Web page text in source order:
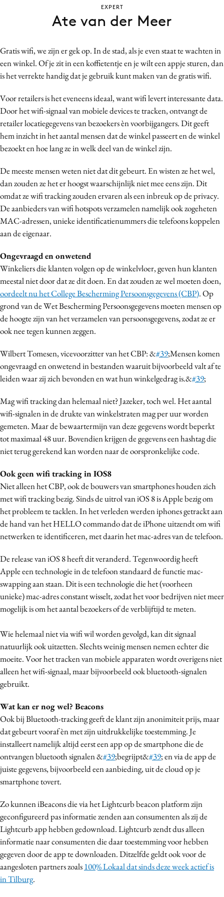
Contentmarketing
Craft
Data & Insights
Design
Digital transformation
Diversiteit
Gedragsverandering
Influencer marketing
Interne communicatie
Martech
Media
PR
Programmatic
Purpose Marketing
Reputatie & crisis
Gratis wifi, we zijn er gek op. In de stad, als je even staat te wachten in
een winkel. Of je zit in een koffietentje en je wilt een appje sturen, dan
is het verrekte handig dat je gebruik kunt maken van de gratis wifi.
Voor retailers is het eveneens ideaal, want wifi levert interessante data.
Door het wifi-signaal van mobiele devices te tracken, ontvangt de
retailer locatiegegevens van bezoekers èn voorbijgangers. Dit geeft
hem inzicht in het aantal mensen dat de winkel passeert en de winkel
bezoekt en hoe lang ze in welk deel van de winkel zijn.
De meeste mensen weten niet dat dit gebeurt. En wisten ze het wel,
dan zouden ze het er hoogst waarschijnlijk niet mee eens zijn. Dit
omdat ze wifi tracking zouden ervaren als een inbreuk op de privacy.
De aanbieders van wifi hotspots verzamelen namelijk ook zogeheten
MAC-adressen, unieke identificatienummers die telefoons koppelen
aan de eigenaar.
Ongevraagd en onwetend
Winkeliers die klanten volgen op de winkelvloer, geven hun klanten
meestal niet door dat ze dit doen. En dat zouden ze wel moeten doen,
oordeelt nu het College Bescherming Persoonsgegevens (CBP). Op
grond van de Wet Bescherming Persoonsgegevens moeten mensen op
de hoogte zijn van het verzamelen van persoonsgegevens, zodat ze er
ook nee tegen kunnen zeggen.
Wilbert Tomesen, vicevoorzitter van het CBP: &#39;Mensen komen
ongevraagd en onwetend in bestanden waaruit bijvoorbeeld valt af te
leiden waar zij zich bevonden en wat hun winkelgedrag is.&#39;
Mag wifi tracking dan helemaal niet? Jazeker, toch wel. Het aantal
wifi-signalen in de drukte van winkelstraten mag per uur worden
gemeten. Maar de bewaartermijn van deze gegevens wordt beperkt
tot maximaal 48 uur. Bovendien krijgen de gegevens een hashtag die
niet terug gerekend kan worden naar de oorspronkelijke code.
Ook geen wifi tracking in IOS8
Niet alleen het CBP, ook de bouwers van smartphones houden zich
met wifi tracking bezig. Sinds de uitrol van iOS 8 is Apple bezig om
het probleem te tacklen. In het verleden werden iphones getrackt aan
de hand van het HELLO commando dat de iPhone uitzendt om wifi
netwerken te identificeren, met daarin het mac-adres van de telefoon.
De release van iOS 8 heeft dit veranderd. Tegenwoordig heeft
Apple een technologie in de telefoon standaard de functie mac-
swapping aan staan. Dit is een technologie die het (voorheen
unieke) mac-adres constant wisselt, zodat het voor bedrijven niet meer
mogelijk is om het aantal bezoekers of de verblijftijd te meten.
Wie helemaal niet via wifi wil worden gevolgd, kan dit signaal
natuurlijk ook uitzetten. Slechts weinig mensen nemen echter die
moeite. Voor het tracken van mobiele apparaten wordt overigens niet
alleen het wifi-signaal, maar bijvoorbeeld ook bluetooth-signalen
gebruikt.
Wat kan er nog wel? Beacons
Ook bij Bluetooth-tracking geeft de klant zijn anonimiteit prijs, maar
dat gebeurt vooraf èn met zijn uitdrukkelijke toestemming. Je
installeert namelijk altijd eerst een app op de smartphone die de
ontvangen bluetooth signalen &#39;begrijpt&#39; en via de app de
juiste gegevens, bijvoorbeeld een aanbieding, uit de cloud op je
smartphone tovert.
Zo kunnen iBeacons die via het Lightcurb beacon platform zijn
geconfigureerd pas informatie zenden aan consumenten als zij de
Lightcurb app hebben gedownload. Lightcurb zendt dus alleen
informatie naar consumenten die daar toestemming voor hebben
gegeven door de app te downloaden. Ditzelfde geldt ook voor de
aangesloten partners zoals100% Lokaal dat sinds deze week actief is
in Tilburg.
EXPERT
Ate van der Meer